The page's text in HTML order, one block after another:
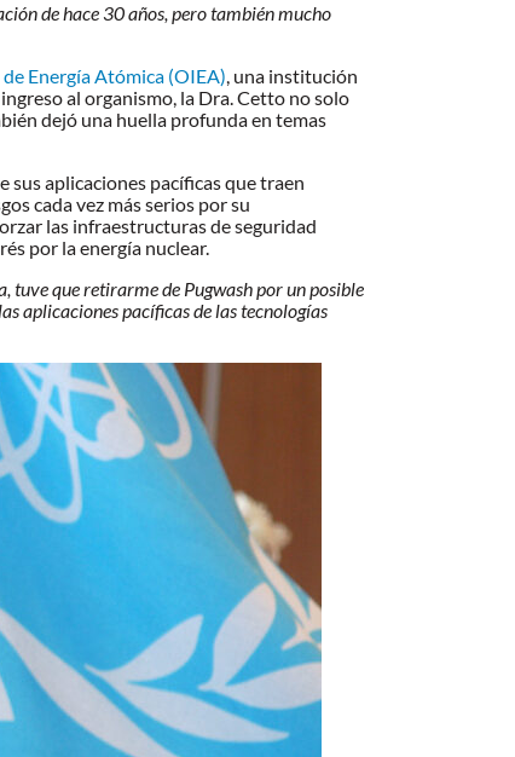
de hace 30 años, pero también mucho
Energía Atómica (OIEA), una institución
al organismo, la Dra. Cetto no solo
dejó una huella profunda en temas
aplicaciones pacíficas que traen
cada vez más serios por su
las infraestructuras de seguridad
por la energía nuclear.
que retirarme de Pugwash por un posible
aplicaciones pacíficas de las tecnologías